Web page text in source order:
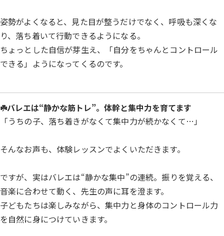
姿勢がよくなると、見た目が整うだけでなく、呼吸も深くな
り、落ち着いて行動できるようになる。
ちょっとした自信が芽生え、「自分をちゃんとコントロール
できる」ようになってくるのです。
☘️バレエは“静かな筋トレ”。体幹と集中力を育てます
「うちの子、落ち着きがなくて集中力が続かなくて…」
そんなお声も、体験レッスンでよくいただきます。
ですが、実はバレエは“静かな集中”の連続。振りを覚える、
音楽に合わせて動く、先生の声に耳を澄ます。
子どもたちは楽しみながら、集中力と身体のコントロール力
を自然に身につけていきます。